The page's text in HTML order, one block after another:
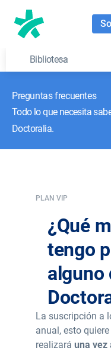
Biblioteca
Preguntas frecuentes
Todo lo que necesita
Doctoralia.
PLAN VIP
¿Qué
tengo
alguno
La suscripción a
anual, esto
realizará una vez